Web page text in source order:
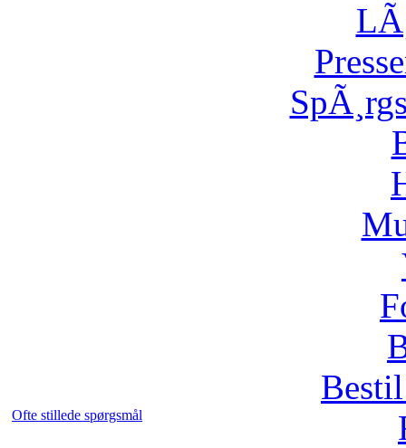
Ofte stillede spørgsmål